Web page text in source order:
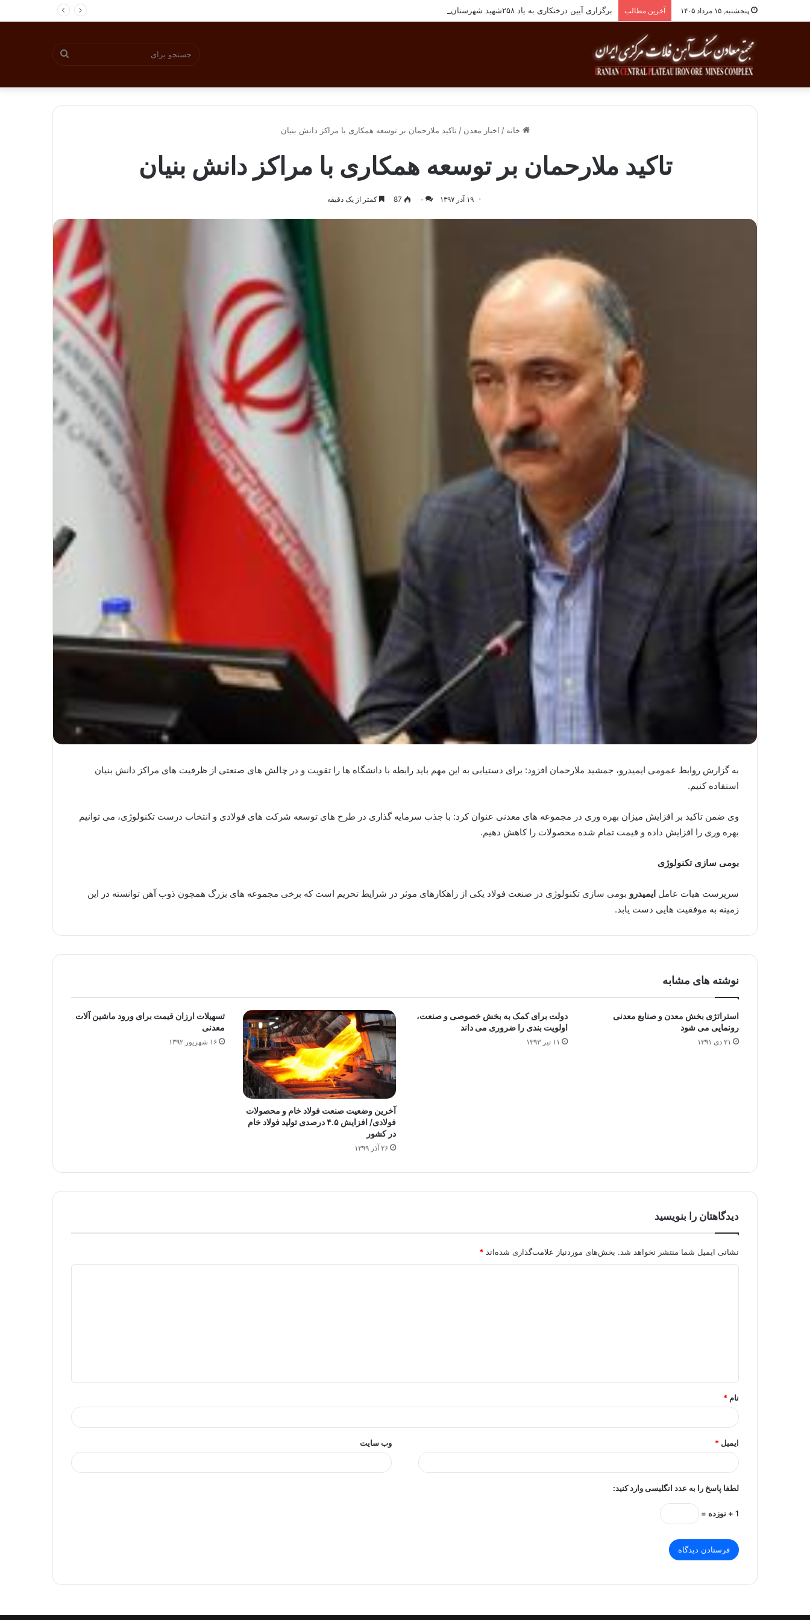
پنجشنبه, ۱۵ مرداد ۱۴۰۵ آخرین مطالب برگزاری آیین درختکاری به یاد ۲۵۸شهید شهرستان بافق
خانه / اخبار معدن / تاکید ملارحمان بر توسعه همکاری با مراکز دانش بنیان
تاکید ملارحمان بر توسعه همکاری با مراکز دانش بنیان
۱۹ آذر ۱۳۹۷ ۰ 87 کمتر از یک دقیقه
به گزارش روابط عمومی ایمیدرو، جمشید ملارحمان افزود: برای دستیابی به این مهم باید رابطه با دانشگاه ها را تقویت و در چالش های صنعتی از ظرفیت های مراکز دانش بنیان
استفاده کنیم.
وی ضمن تاکید بر افزایش میزان بهره وری در مجموعه های معدنی عنوان کرد: با جذب سرمایه گذاری در طرح های توسعه شرکت های فولادی و انتخاب درست تکنولوژی، می توانیم
بهره وری را افزایش داده و قیمت تمام شده محصولات را کاهش دهیم.
بومی سازی تکنولوژی
سرپرست هیات عامل ایمیدرو بومی سازی تکنولوژی در صنعت فولاد یکی از راهکارهای موثر در شرایط تحریم است که برخی مجموعه های بزرگ همچون ذوب آهن توانسته در این
زمینه به موفقیت هایی دست یابد.
نوشته های مشابه
استراتژی بخش معدن و صنایع معدنی
رونمایی می شود
۲۱ دی ۱۳۹۱
دولت برای کمک به بخش خصوصی و صنعت،
اولویت بندی را ضروری می داند
۱۱ تیر ۱۳۹۳
آخرین وضعیت صنعت فولاد خام و محصولات
فولادی/ افزایش ۴.۵ درصدی تولید فولاد خام
در کشور
۲۶ آذر ۱۳۹۹
تسهیلات ارزان قیمت برای ورود ماشین آلات
معدنی
۱۶ شهریور ۱۳۹۲
دیدگاهتان را بنویسید
نشانی ایمیل شما منتشر نخواهد شد. بخش‌های موردنیاز علامت‌گذاری شده‌اند *
*
نام *
ایمیل * وب‌ سایت
لطفا پاسخ را به عدد انگلیسی وارد کنید:
1 + نوزده =